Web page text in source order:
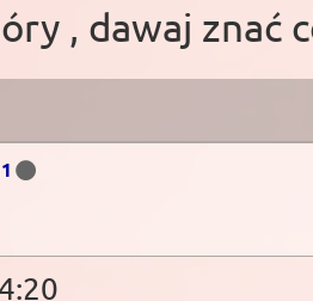
, dawaj znać